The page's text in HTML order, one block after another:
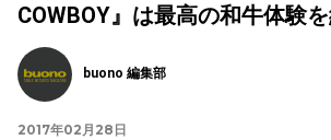
COWBOY』は最高の和牛体験
buono 編集部
2017年02月28日